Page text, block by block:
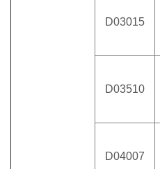
D03015
D03510
D04007